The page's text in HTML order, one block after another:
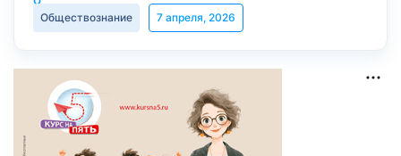
Обществознание 7 апреля, 2026